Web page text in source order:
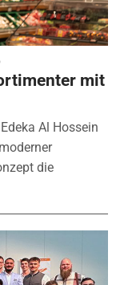
mit
Al Hossein
die